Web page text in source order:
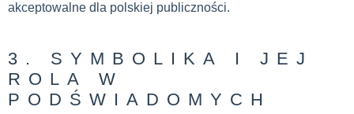
akceptowalne dla polskiej publiczności.
3. SYMBOLIKA I JEJ
ROLA W
PODŚWIADOMYCH